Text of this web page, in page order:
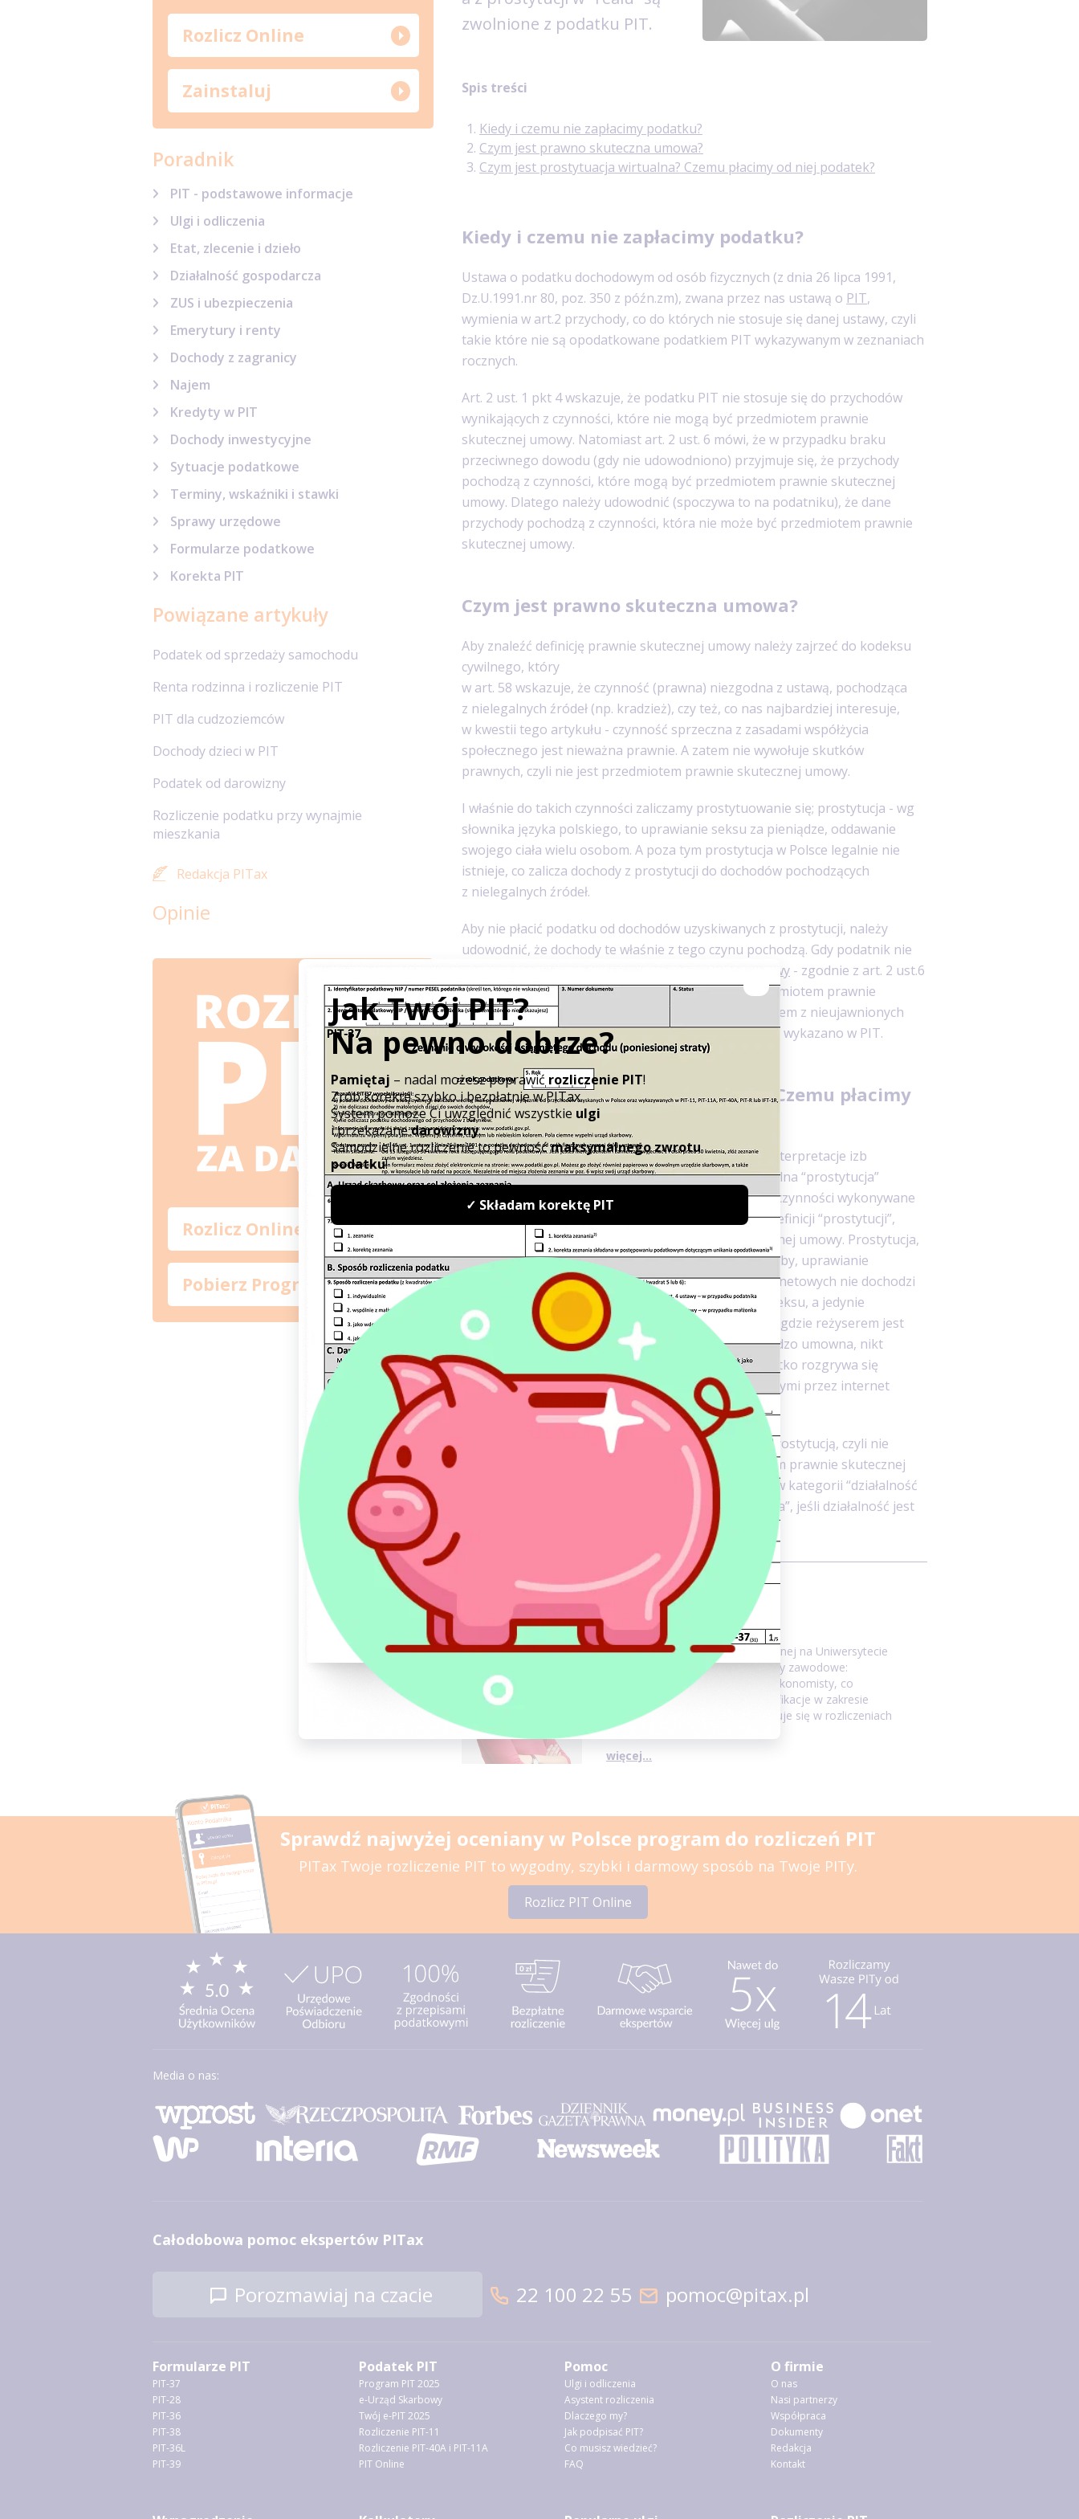
zwolnione z podatku PIT.
Spis treści
Kiedy i czemu nie zapłacimy podatku?
Czym jest prawno skuteczna umowa?
Czym jest prostytuacja wirtualna? Czemu płacimy od niej podatek?
Kiedy i czemu nie zapłacimy podatku?
Ustawa o podatku dochodowym od osób fizycznych (z dnia 26 lipca 1991,
Dz.U.1991.nr 80, poz. 350 z późn.zm), zwana przez nas ustawą o PIT,
wymienia w art.2 przychody, co do których nie stosuje się danej ustawy, czyli
takie które nie są opodatkowane podatkiem PIT wykazywanym w zeznaniach
rocznych.
Art. 2 ust. 1 pkt 4 wskazuje, że podatku PIT nie stosuje się do przychodów
wynikających z czynności, które nie mogą być przedmiotem prawnie
skutecznej umowy. Natomiast art. 2 ust. 6 mówi, że w przypadku braku
przeciwnego dowodu (gdy nie udowodniono) przyjmuje się, że przychody
pochodzą z czynności, które mogą być przedmiotem prawnie skutecznej
umowy. Dlatego należy udowodnić (spoczywa to na podatniku), że dane
przychody pochodzą z czynności, która nie może być przedmiotem prawnie
skutecznej umowy.
Czym jest prawno skuteczna umowa?
Aby znaleźć definicję prawnie skutecznej umowy należy zajrzeć do kodeksu
cywilnego, który
w art. 58 wskazuje, że czynność (prawna) niezgodna z ustawą, pochodząca
z nielegalnych źródeł (np. kradzież), czy też, co nas najbardziej interesuje,
w kwestii tego artykułu - czynność sprzeczna z zasadami współżycia
społecznego jest nieważna prawnie. A zatem nie wywołuje skutków
prawnych, czyli nie jest przedmiotem prawnie skutecznej umowy.
I właśnie do takich czynności zaliczamy prostytuowanie się; prostytucja - wg
słownika języka polskiego, to uprawianie seksu za pieniądze, oddawanie
swojego ciała wielu osobom. A poza tym prostytucja w Polsce legalnie nie
istnieje, co zalicza dochody z prostytucji do dochodów pochodzących
z nielegalnych źródeł.
Aby nie płacić podatku od dochodów uzyskiwanych z prostytucji, należy
udowodnić, że dochody te właśnie z tego czynu pochodzą. Gdy podatnik nie
urząd skarbowy - zgodnie z art. 2 ust.6
uzna, że dochody pochodzą z czynów, które są przedmiotem prawnie
skutecznej umowy. Co wiąże się z 75% opodatkowaniem z nieujawnionych
źródeł przychodów, jeśli tych dochodów wcześniej nie wykazano w PIT.
Czym jest prostytuacja wirtualna? Czemu płacimy
od niej podatek?
Natomiast jeśli chodzi o “prostytucję wirtualną”, to interpretacje izb
skarbowych jednomyślnie stwierdzają, że taka wirtualna “prostytucja”
podlega opodatkowaniu PIT. Uzasadniają to tym, że czynności wykonywane
przez internet, przed kamerami nie zawierają się w definicji “prostytucji”,
która to nie może być przedmiotem prawnie skutecznej umowy. Prostytucja,
to oddawanie swojego ciała do dyspozycji drugiej osoby, uprawianie
nierządu, seks za pieniądze, a podczas igraszek internetowych nie dochodzi
do kontaktu fizycznego, czyli nie jest to uprawianie seksu, a jedynie
prezentowanie swojego ciała, forma przedstawienia, gdzie reżyserem jest
klient. Zatem sfera seksualna tych czynności jest bardzo umowna, nikt
nikogo nie dotyka (nie ma takiej możliwości), a wszystko rozgrywa się
wirtualnie – w cyberprzestrzeni, miedzy przepływającymi przez internet
Wg izb skarbowych ‘prostytucja wirtualna’, nie jest prostytucją, czyli nie
należy do czynności, które nie mogą być przedmiotem prawnie skutecznej
umowy. A zatem należy taki dochód wykazać w PIT - w kategorii “działalność
sobiście”, lub “działalność gospodarcza”, jeśli działalność jest
wykonywana w sposób zorganizowany i ciągły.
O Autorze:Dorota Łesak
Spec. ds. Rachunkowości i Finansów
Absolwentka administracji publicznej na Uniwersytecie
Wrocławskim. Uzyskała dwa tytuły zawodowe:
administratywisty oraz technika ekonomisty, co
przekłada się na doskonałe kwalifikacje w zakresie
rozliczeń podatkowych. Specjalizuje się w rozliczeniach
PIT. (...)
więcej...
Rozlicz Online
Zainstaluj
Poradnik
PIT - podstawowe informacje
Ulgi i odliczenia
Etat, zlecenie i dzieło
Działalność gospodarcza
ZUS i ubezpieczenia
Emerytury i renty
Dochody z zagranicy
Najem
Kredyty w PIT
Dochody inwestycyjne
Sytuacje podatkowe
Terminy, wskaźniki i stawki
Sprawy urzędowe
Formularze podatkowe
Korekta PIT
Powiązane artykuły
Podatek od sprzedaży samochodu
Renta rodzinna i rozliczenie PIT
PIT dla cudzoziemców
Dochody dzieci w PIT
Podatek od darowizny
Rozliczenie podatku przy wynajmie
mieszkania
Redakcja PITax
Opinie
Rozlicz Online
Pobierz Program
Sprawdź najwyżej oceniany w Polsce program do rozliczeń PIT
PITax Twoje rozliczenie PIT to wygodny, szybki i darmowy sposób na Twoje PITy.
Rozlicz PIT Online
Media o nas:
Całodobowa pomoc ekspertów PITax
Porozmawiaj na czacie 22 100 22 55 pomoc@pitax.pl
Formularze PIT
PIT-37
PIT-28
PIT-36
PIT-38
PIT-36L
PIT-39
Podatek PIT
Program PIT 2025
e-Urząd Skarbowy
Twój e-PIT 2025
Rozliczenie PIT-11
Rozliczenie PIT-40A i PIT-11A
PIT Online
Pomoc
Ulgi i odliczenia
Asystent rozliczenia
Dlaczego my?
Jak podpisać PIT?
Co musisz wiedzieć?
FAQ
O firmie
O nas
Nasi partnerzy
Współpraca
Dokumenty
Redakcja
Kontakt